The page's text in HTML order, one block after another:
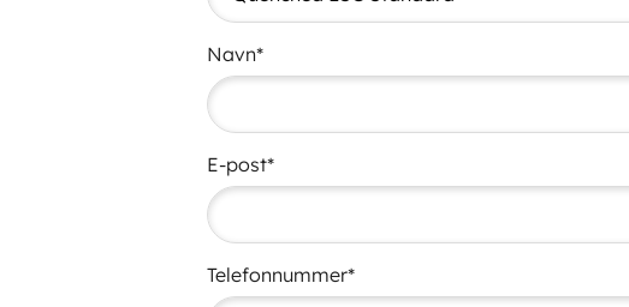
Navn*
E-post*
Telefonnummer*